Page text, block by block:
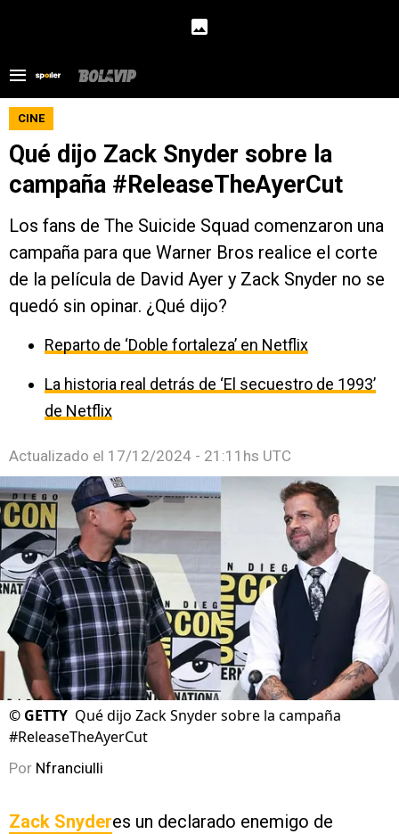
CINE
Qué dijo Zack Snyder sobre la
campaña #ReleaseTheAyerCut
Los fans de The Suicide Squad comenzaron una
campaña para que Warner Bros realice el corte
de la película de David Ayer y Zack Snyder no se
quedó sin opinar. ¿Qué dijo?
Reparto de ‘Doble fortaleza’ en Netflix
La historia real detrás de ‘El secuestro de 1993’
de Netflix
Actualizado el 17/12/2024 - 21:11hs UTC
© GETTY Qué dijo Zack Snyder sobre la campaña
#ReleaseTheAyerCut
Por Nfranciulli
Zack Snyderes un declarado enemigo de